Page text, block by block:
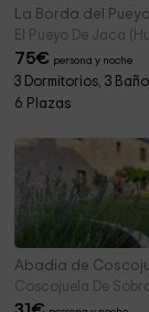
La Borda del Pueyo
El Pueyo De Jaca
75€ persona y noche
3 Dormitorios, 3
6 Plazas
Abadia de
Coscojuela De